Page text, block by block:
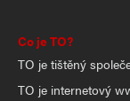
Co je TO?
TO je tištěný
TO je internetový